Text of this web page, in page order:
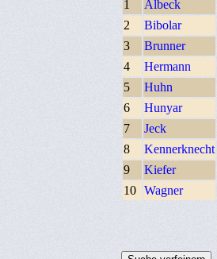
1
Albeck
2
Bibolar
3
Brunner
4
Hermann
5
Huhn
6
Hunyar
7
Jeck
8
Kennerknecht
9
Kiefer
10
Wagner